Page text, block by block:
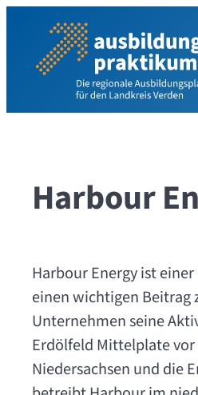
springen
Harbour
Harbour Energy ist
einen wichtigen Beitrag
Unternehmen seine
Erdölfeld Mittelplate
Niedersachsen und die